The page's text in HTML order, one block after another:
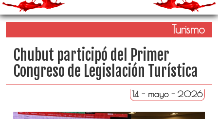
Turismo
Chubut participó del Primer
Congreso de Legislación Turística
14 - mayo - 2026